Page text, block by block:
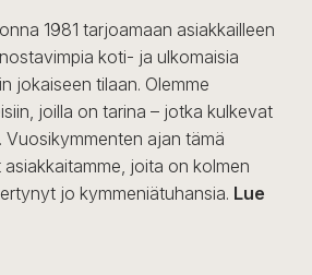
1981 tarjoamaan asiakkailleen
koti- ja ulkomaisia
jokaiseen tilaan. Olemme
joilla on tarina – jotka kulkevat
ajan tämä
joita on kolmen
jo kymmeniätuhansia. Lue